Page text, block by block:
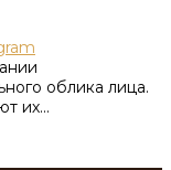
облика лица.
их...